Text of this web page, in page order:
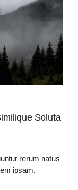
Soluta
rerum natus
ipsam.